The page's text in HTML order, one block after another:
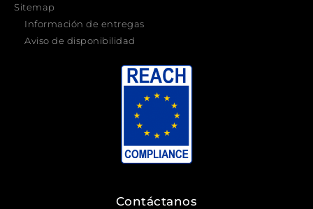
Sitemap
Información de entregas
Aviso de disponibilidad
Contáctanos